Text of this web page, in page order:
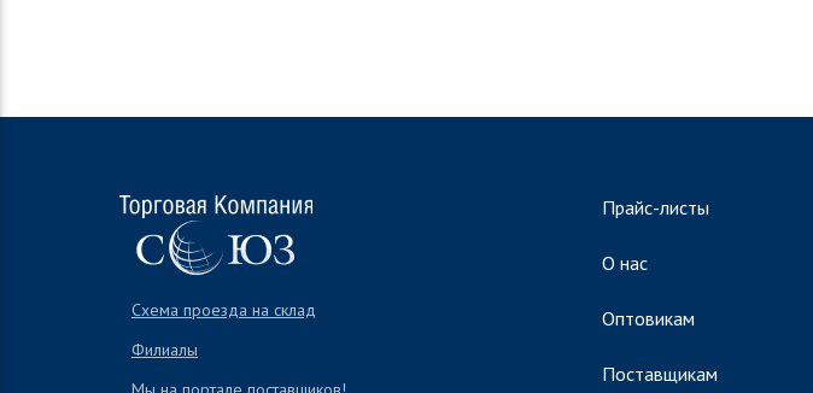
Схема проезда на склад
Филиалы
Прайс-листы
О нас
Оптовикам
Поставщикам